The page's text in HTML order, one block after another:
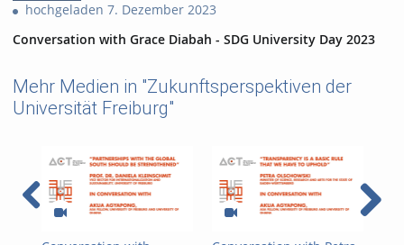
hochgeladen 7. Dezember 2023
Conversation with Grace Diabah - SDG University Day 2023
Mehr Medien in "Zukunftsperspektiven der
Universität Freiburg"